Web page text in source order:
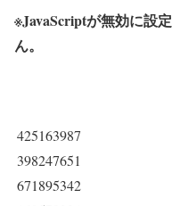
※JavaScriptが無効に設
ん。
425163987
398247651
671895342